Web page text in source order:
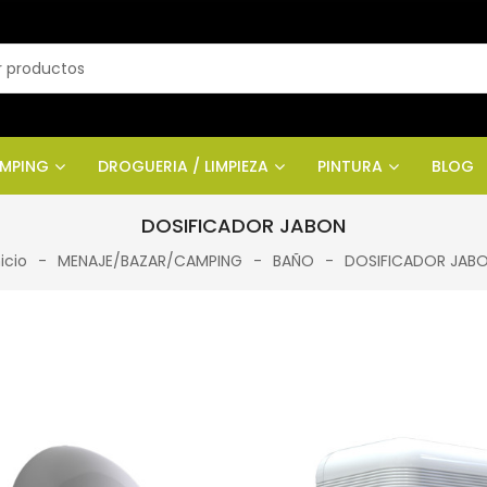
DROGUERIA / LIMPIEZA PINTURA BLOG
DOSIFICADOR JABON
MENAJE/BAZAR/CAMPING BAÑO DOSIFICADOR